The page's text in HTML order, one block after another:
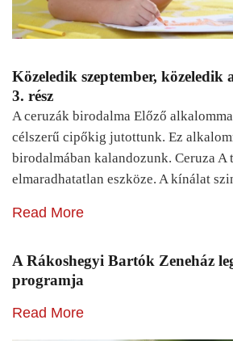
Közeledik szeptember, közeledik
3. rész
A ceruzák birodalma Előző
célszerű cipőkig jutottunk. Ez
birodalmában kalandozunk. Ceruza A
elmaradhatatlan eszköze. A kínálat
Read More
A Rákoshegyi Bartók Zeneház
programja
Read More